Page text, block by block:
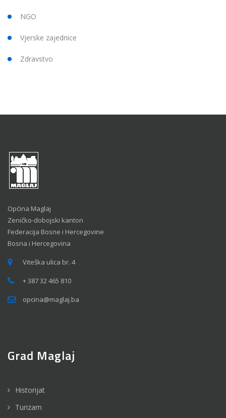
NGO
Vjerske zajednice
Zdravstvo
Općina Maglaj
Zeničko-dobojski kanton
Federacija Bosne i Hercegovine
Bosna i Hercegovina
Viteška ulica br. 4
+ 387 32 465 810
opcina@maglaj.ba
Grad Maglaj
Historijat
Turizam